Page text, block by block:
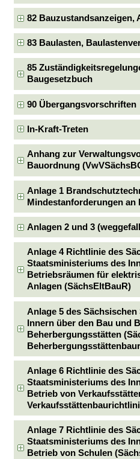
82 Bauzustandsanzeigen,
83 Baulasten,
85
Baugesetzbuch
90 Übergangsvorschriften
In-Kraft-Treten
Anhang zur
Bauordnung
Anlage 1
Mindestanforderungen an
Anlagen 2 und 3
Anlage 4 Richtlinie des
Staatsministeriums des
Betriebsräumen für
Anlagen (SächsEltBauR)
Anlage 5 des
Innern über den Bau und
Beherbergungsstätten
Anlage 6 Richtlinie des
Staatsministeriums des
Betrieb von
Anlage 7 Richtlinie des
Staatsministeriums des
Betrieb von Schulen